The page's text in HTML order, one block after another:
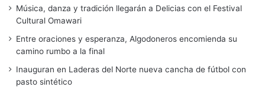
Música, danza y tradición llegarán a Delicias con el Festival
Cultural Omawari
Entre oraciones y esperanza, Algodoneros encomienda su
camino rumbo a la final
Inauguran en Laderas del Norte nueva cancha de fútbol con
pasto sintético